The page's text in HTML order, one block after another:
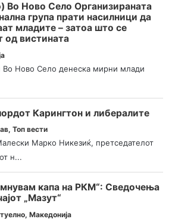
Во Ново Село Организираната
група прати насилници да
младите – затоа што се
од вистината
Ново Село денеска мирни млади
Карингтон и либералите
, Топ вести
Марко Никезиќ, претседателот
н...
капа на РКМ“: Сведочења
„Мазут“
, Македонија